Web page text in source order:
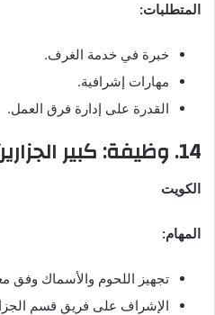
المتطلبات:
خبرة في خدمة الغرف.
مهارات إشرافية.
القدرة على إدارة فرق العمل.
14. وظيفة: كبير الجزارين
الكويت
المهام:
تجهيز اللحوم والأسماك وفق
الإشراف على فريق قسم